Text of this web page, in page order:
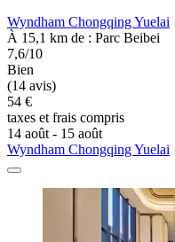
Wyndham Chongqing Yuelai
À 15,1 km de : Parc Beibei
7,6/10
Bien
(14 avis)
54 €
taxes et frais compris
14 août - 15 août
Wyndham Chongqing Yuelai